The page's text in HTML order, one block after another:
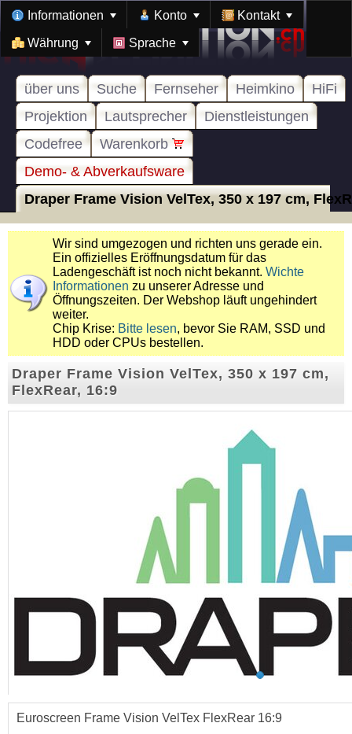
Informationen Konto Kontakt
Währung Sprache
über uns Suche Fernseher Heimkino
HiFi
Projektion
Lautsprecher
Dienstleistungen
Codefree
Warenkorb
Demo- & Abverkaufsware
Draper Frame Vision VelTex, 350 x 197 cm,
Wir sind umgezogen und richten uns gerade ein.
Ein offizielles Eröffnungsdatum für das
Ladengeschäft ist noch nicht bekannt. Wichte
Informationen zu unserer Adresse und
Öffnungszeiten. Der Webshop läuft ungehindert
weiter.
Chip Krise: Bitte lesen, bevor Sie RAM, SSD und
HDD oder CPUs bestellen.
Draper Frame Vision VelTex, 350 x 197 cm,
FlexRear, 16:9
Euroscreen Frame Vision VelTex FlexRear 16:9